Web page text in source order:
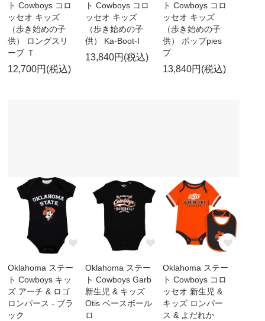
ト Cowboys コロ
ッセオ キッズ
（歩き始めの子
供） ロングスリ
ーブ Ｔ
12,700円(税込)
ト Cowboys コロ
ッセオ キッズ
（歩き始めの子
供） Ka-Boot-I
13,840円(税込)
ト Cowboys コロ
ッセオ キッズ
（歩き始めの子
供） ポップpies
プ
13,840円(税込)
Oklahoma ステー
ト Cowboys キッ
ズ アーチ & ロゴ
ロンパース - ブラ
ック
Oklahoma ステー
ト Cowboys Garb
新生児 & キッズ
Otis ベースボール
ロ
Oklahoma ステー
ト Cowboys コロ
ッセオ 新生児 &
キッズ ロンパー
ス & よだれか